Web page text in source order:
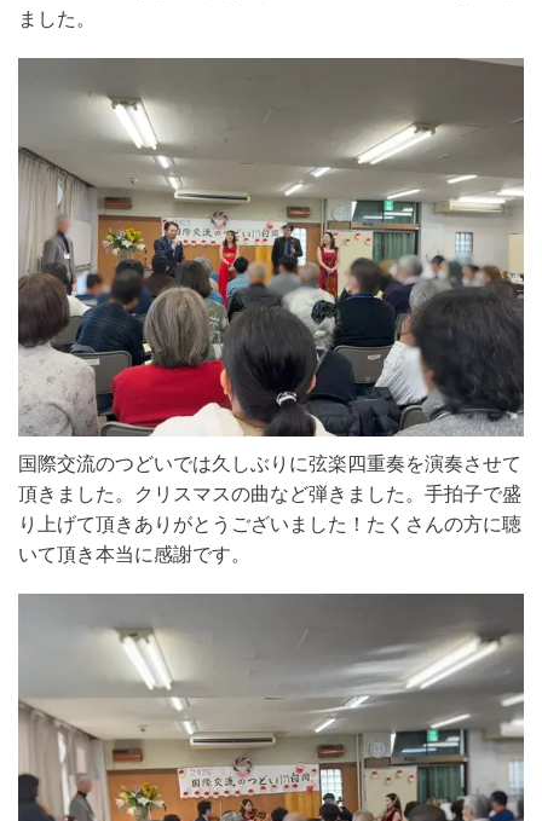
ました。
国際交流のつどいでは久しぶりに弦楽四重奏を演奏させて
頂きました。クリスマスの曲など弾きました。手拍子で盛
り上げて頂きありがとうございました！たくさんの方に聴
いて頂き本当に感謝です。